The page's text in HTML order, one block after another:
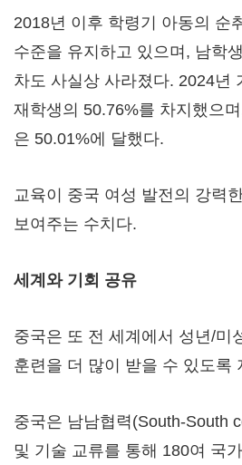
2018년 이후 학령기 아동의 순
수준을 유지하고 있으며, 남학
차도 사실상 사라졌다. 2024년
재학생의 50.76%를 차지했으
은 50.01%에 달했다.
교육이 중국 여성 발전의 강력
보여주는 수치다.
세계와 기회 공유
중국은 또 전 세계에서 성년/미
훈련을 더 많이 받을 수 있도록
중국은 남남협력(South-South
및 기술 교류를 통해 180여 국